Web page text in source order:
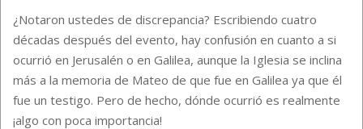
¿Notaron ustedes de discrepancia? Escribiendo cuatro
décadas después del evento, hay confusión en cuanto a si
ocurrió en Jerusalén o en Galilea, aunque la Iglesia se inclina
más a la memoria de Mateo de que fue en Galilea ya que él
fue un testigo. Pero de hecho, dónde ocurrió es realmente
¡algo con poca importancia!